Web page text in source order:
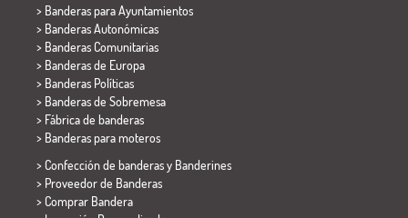
> Banderas para Ayuntamientos
> Banderas Autonómicas
> Banderas Comunitarias
> Banderas de Europa
> Banderas Políticas
> Banderas de Sobremesa
> Fábrica de banderas
> Banderas para moteros
> Confección de banderas y Banderines
> Proveedor de Banderas
> Comprar Bandera